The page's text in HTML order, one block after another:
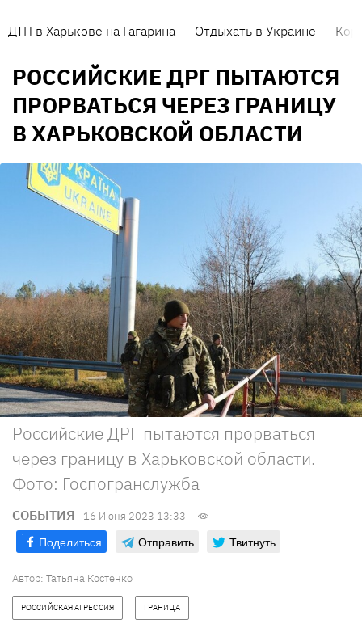
ДТП в Харькове на Гагарина Отдыхать в Украине
РОССИЙСКИЕ ДРГ ПЫТАЮТСЯ
ПРОРВАТЬСЯ ЧЕРЕЗ ГРАНИЦУ
В ХАРЬКОВСКОЙ ОБЛАСТИ
Российские ДРГ пытаются прорваться
через границу в Харьковской области.
Фото: Госпогранслужба
СОБЫТИЯ 16 Июня 2023 13:33
Поделиться Отправить Твитнуть
Автор: Татьяна Костенко
РОССИЙСКАЯ АГРЕССИЯ ГРАНИЦА